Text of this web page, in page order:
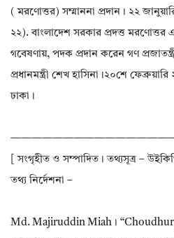
( মরণোত্তর) সম্মাননা প্রদান। ২২
২২). বাংলাদেশ সরকার প্রদত্ত
গবেষণায়, পদক প্রদান করেন গণ
প্রধানমন্ত্রী শেখ হাসিনা।২০শে
ঢাকা।
[ সংগৃহীত ও সম্পাদিত। তথ্যসূত্র –
তথ্য নির্দেশনা –
Md. Majiruddin Miah।